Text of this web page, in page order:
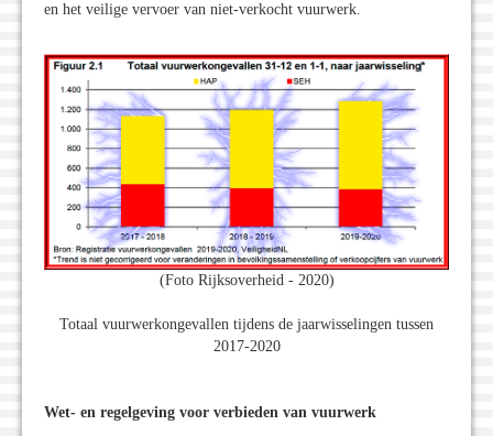
en het veilige vervoer van niet-verkocht vuurwerk.
(Foto Rijksoverheid - 2020)
Totaal vuurwerkongevallen tijdens de jaarwisselingen tussen
2017-2020
Wet- en regelgeving voor verbieden van vuurwerk